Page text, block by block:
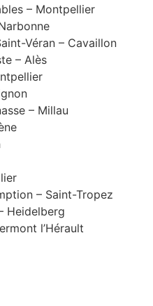
– Montpellier
Véran – Cavaillon
– Alès
– Millau
– Saint-Tropez
Heidelberg
l’Hérault